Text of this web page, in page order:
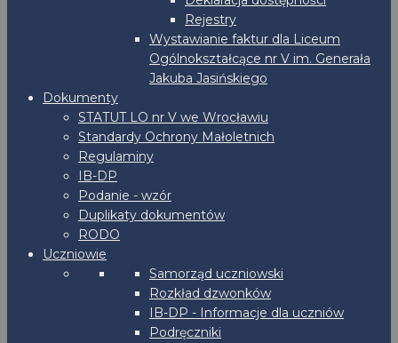
Rejestry
Wystawianie faktur dla Liceum
Ogólnokształcące nr V im. Generała
Jakuba Jasińskiego
Dokumenty
STATUT LO nr V we Wrocławiu
Standardy Ochrony Małoletnich
Regulaminy
IB-DP
Podanie - wzór
Duplikaty dokumentów
RODO
Uczniowie
Samorząd uczniowski
Rozkład dzwonków
IB-DP - Informacje dla uczniów
Podręczniki